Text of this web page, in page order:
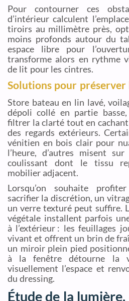
Pour contourner ces
d’intérieur calculent
tiroirs au millimètre près,
moins profonds autour du
espace libre pour
transforme alors en rythme
de lit pour les cintres.
Solutions pour
Store bateau en lin lavé,
dépoli collé en partie
filtrer la clarté tout en
des regards extérieurs.
vénitien en bois clair pour
l’heure, d’autres misent
coulissant dont le tissu
mobilier adjacent.
Lorsqu’on souhaite
sacrifier la discrétion, un
un verre texturé peut suffire.
végétale installent parfois
à l’extérieur : les feuillages
vivant et offrent un brin de
un miroir plein pied
à la fenêtre détourne la
visuellement l’espace et
du dressing.
Étude de la